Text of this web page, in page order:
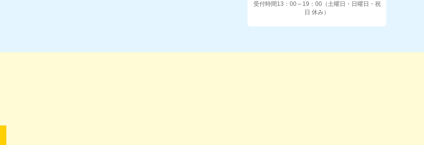
受付時間13：00～19：00（土曜日・日曜日・祝
日 休み）